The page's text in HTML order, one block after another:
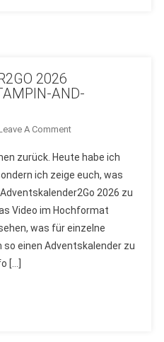
2026
AND-
A CommentOn
2026
VERPACKEN
VON
STAMPIN-
AND-
MORE.DE
zurück. Heute habe ich
ich zeige euch, was
2026 zu
Video im Hochformat
was für einzelne
einen Adventskalender zu
[…]